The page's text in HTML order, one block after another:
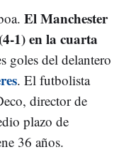
El Manchester
1) en la cuarta
goles del delantero
. El futbolista
director de
plazo de
36 años.